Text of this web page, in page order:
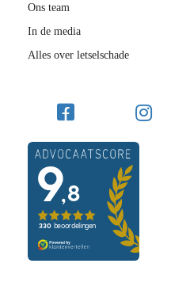
Ons team
In de media
Alles over letselschade